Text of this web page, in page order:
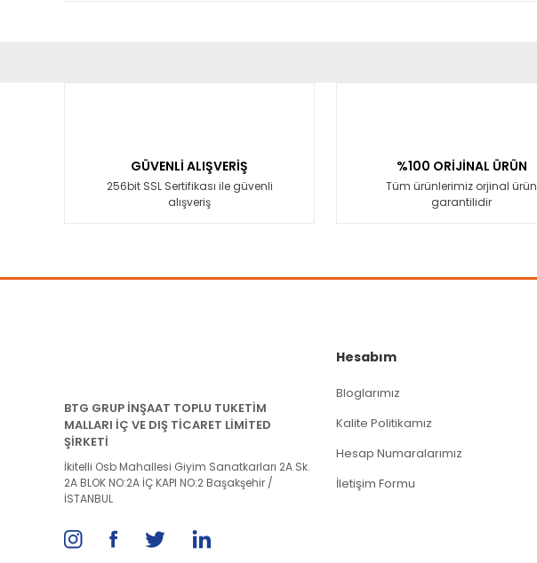
Ürün bilgilerinde hatalar bulunuyor.
Ürün fiyatı diğer sitelerden daha pahalı.
GÜVENLİ ALIŞVERİŞ
256bit SSL Sertifikası ile güvenli
alışveriş
%100 ORİJİNAL ÜRÜN
Tüm ürünlerimiz orjinal ürün
garantilidir
BTG GRUP İNŞAAT TOPLU TUKETİM
MALLARI İÇ VE DIŞ TİCARET LİMİTED
ŞİRKETİ
İkitelli Osb Mahallesi Giyim Sanatkarları 2A Sk.
2A BLOK NO:2A İÇ KAPI NO:2 Başakşehir /
İSTANBUL
Hesabım
Bloglarımız
Kalite Politikamız
Hesap Numaralarımız
İletişim Formu